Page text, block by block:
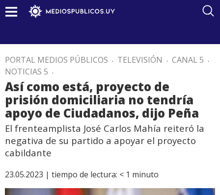
PORTAL MEDIOS PÚBLICOS . TELEVISIÓN . CANAL 5 .
NOTICIAS 5 .
Así como está, proyecto de
prisión domiciliaria no tendría
apoyo de Ciudadanos, dijo Peña
El frenteamplista José Carlos Mahía reiteró la
negativa de su partido a apoyar el proyecto
cabildante
23.05.2023 | tiempo de lectura: < 1 minuto